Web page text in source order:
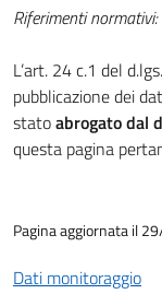
Riferimenti
L’art. 24 c.1 del
pubblicazione dei
statoabrogato dal
questa pagina
Pagina aggiornata il
Dati monitoraggio